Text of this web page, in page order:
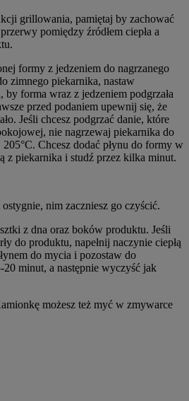
grillowania, pamiętaj by zachować
pomiędzy źródłem ciepła a
formy z jedzeniem do nagrzanego
zimnego piekarnika, nastaw
by forma wraz z jedzeniem podgrzała
przed podaniem upewnij się, że
Jeśli chcesz podgrzać danie, które
nie nagrzewaj piekarnika do
Chcesz dodać płynu do formy w
z piekarnika i studź przez kilka minut.
nim zaczniesz go czyścić.
z dna oraz boków produktu. Jeśli
do produktu, napełnij naczynie ciepłą
do mycia i pozostaw do
20 minut, a następnie wyczyść jak
możesz też myć w zmywarce